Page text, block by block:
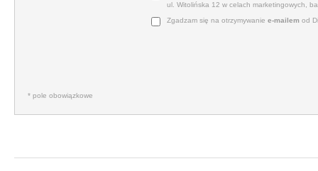
ul. Witolińska 12 w celach marketingowych,
Zgadzam się na otrzymywanie e‑mailem od
* pole obowiązkowe